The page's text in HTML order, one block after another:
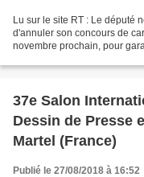
Lu sur le site RT : Le député
d'annuler son concours de
novembre prochain, pour
37e Salon
Dessin de Presse
Martel (France)
Publié le 27/08/2018 à 16:52